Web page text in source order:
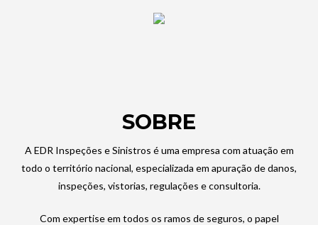
SOBRE
A EDR Inspeções e Sinistros é uma empresa com atuação em
todo o território nacional, especializada em apuração de danos,
inspeções, vistorias, regulações e consultoria.
Com expertise em todos os ramos de seguros, o papel